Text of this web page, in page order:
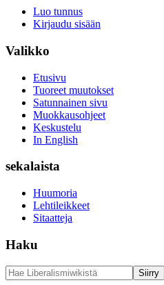
Luo tunnus
Kirjaudu sisään
Valikko
Etusivu
Tuoreet muutokset
Satunnainen sivu
Muokkausohjeet
Keskustelu
In English
sekalaista
Huumoria
Lehtileikkeet
Sitaatteja
Haku